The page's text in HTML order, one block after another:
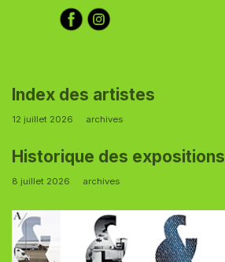
Index des artistes
12 juillet 2026 archives
Historique des expositions
8 juillet 2026 archives